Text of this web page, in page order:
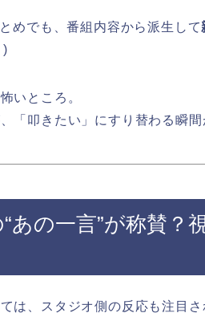
めでも、番組内容から派生して
)
いところ。
、「叩きたい」にすり替わる瞬
あの一言”が称賛？
は、スタジオ側の反応も注目さ